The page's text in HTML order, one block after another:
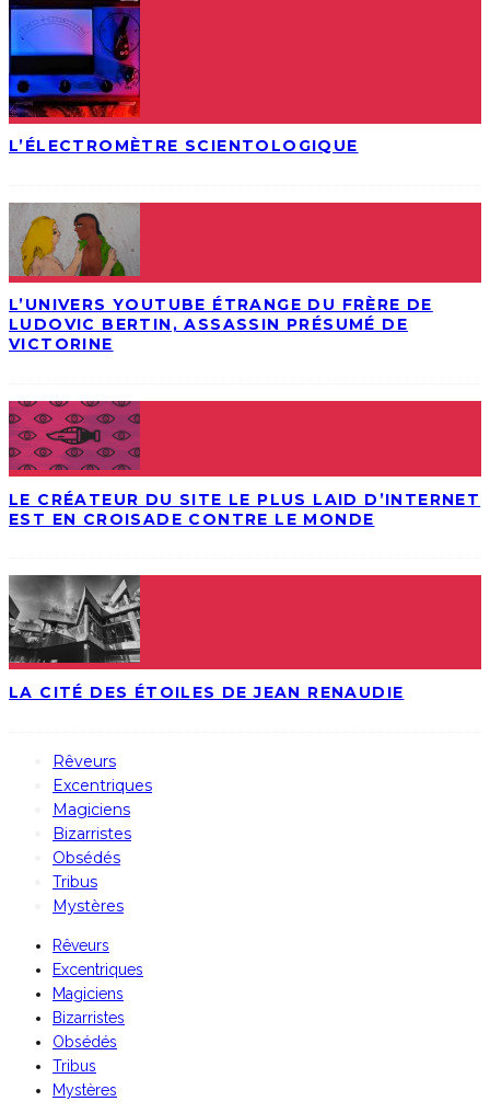
L’ÉLECTROMÈTRE SCIENTOLOGIQUE
L’UNIVERS YOUTUBE ÉTRANGE DU FRÈRE DE
LUDOVIC BERTIN, ASSASSIN PRÉSUMÉ DE
VICTORINE
LE CRÉATEUR DU SITE LE PLUS LAID D’INTERNET
EST EN CROISADE CONTRE LE MONDE
LA CITÉ DES ÉTOILES DE JEAN RENAUDIE
Rêveurs
Excentriques
Magiciens
Bizarristes
Obsédés
Tribus
Mystères
Rêveurs
Excentriques
Magiciens
Bizarristes
Obsédés
Tribus
Mystères